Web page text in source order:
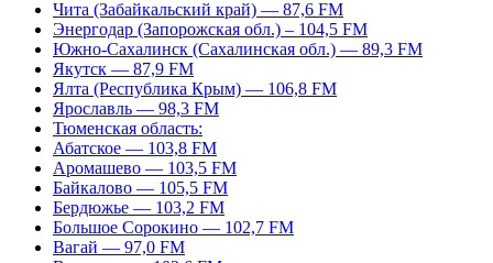
Чита (Забайкальский край) — 87,6 FM
Энергодар (Запорожская обл.) – 104,5 FM
Южно-Сахалинск (Сахалинская обл.) — 89,3 FM
Якутск — 87,9 FM
Ялта (Республика Крым) — 106,8 FM
Ярославль — 98,3 FM
Тюменская область:
Абатское — 103,8 FM
Аромашево — 103,5 FM
Байкалово — 105,5 FM
Бердюжье — 103,2 FM
Большое Сорокино — 102,7 FM
Вагай — 97,0 FM